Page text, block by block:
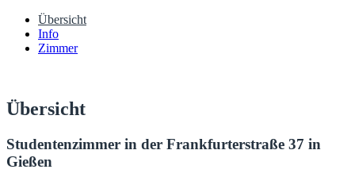
Übersicht
Info
Zimmer
Übersicht
Studentenzimmer in der Frankfurterstraße 37 in
Gießen